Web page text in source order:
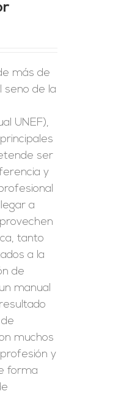
más de
seno de la
UNEF),
ser
y
a
tanto
a la
de
manual
muchos
y
forma